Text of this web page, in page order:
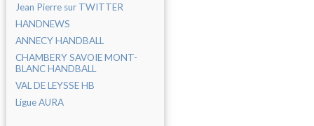
Jean Pierre sur TWITTER
HANDNEWS
ANNECY HANDBALL
CHAMBERY SAVOIE MONT-
BLANC HANDBALL
VAL DE LEYSSE HB
Ligue AURA